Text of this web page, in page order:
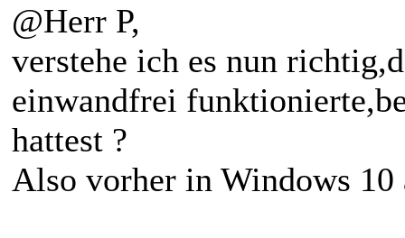
@Herr P,
verstehe ich es nun
einwandfrei
hattest ?
Also vorher in Windows